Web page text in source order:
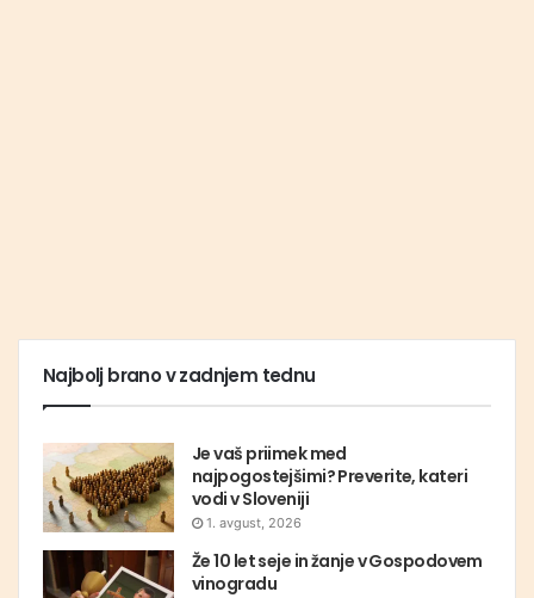
Najbolj brano v zadnjem tednu
Je vaš priimek med
najpogostejšimi? Preverite, kateri
vodi v Sloveniji
1. avgust, 2026
Že 10 let seje in žanje v Gospodovem
vinogradu